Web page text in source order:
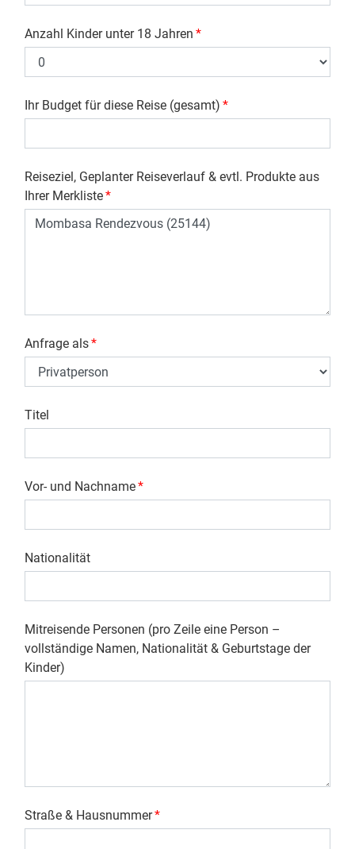
Anzahl Kinder unter 18 Jahren *
Ihr Budget für diese Reise (gesamt) *
Reiseziel, Geplanter Reiseverlauf & evtl. Produkte aus
Ihrer Merkliste*
Anfrage als*
Titel
Vor- und Nachname*
Nationalität
Mitreisende Personen (pro Zeile eine Person –
vollständige Namen, Nationalität & Geburtstage der
Kinder)
Straße & Hausnummer*